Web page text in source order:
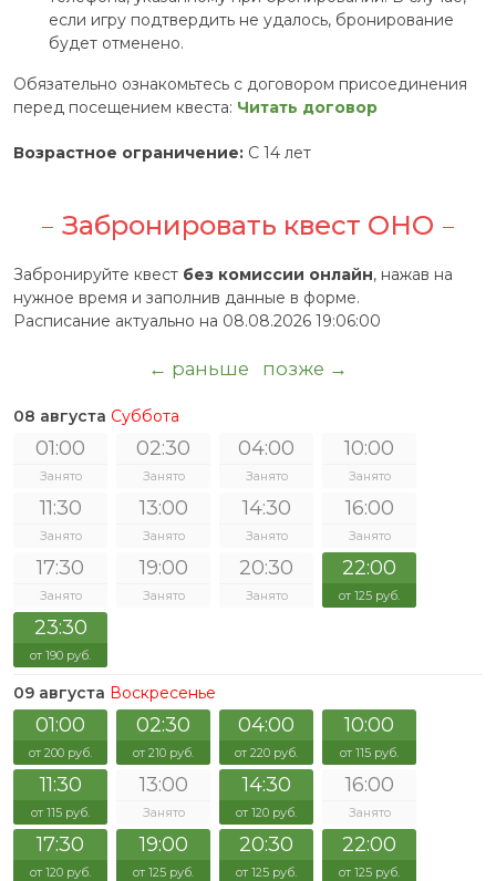
если игру подтвердить не удалось, бронирование
будет отменено.
Обязательно ознакомьтесь с договором присоединения
перед посещением квеста: Читать договор
Возрастное ограничение: С 14 лет
Забронировать квест ОНО
Забронируйте квест без комиссии онлайн, нажав на
нужное время и заполнив данные в форме.
Расписание актуально на 08.08.2026 19:06:00
← раньше позже →
08 августа Суббота
01:00
Занято
02:30
Занято
04:00
Занято
10:00
Занято
11:30
Занято
13:00
Занято
14:30
Занято
16:00
Занято
17:30
Занято
19:00
Занято
20:30
Занято
22:00
от 125 руб.
23:30
от 190 руб.
09 августа Воскресенье
01:00
от 200 руб.
02:30
от 210 руб.
04:00
от 220 руб.
10:00
от 115 руб.
11:30
от 115 руб.
13:00
Занято
14:30
от 120 руб.
16:00
Занято
17:30
от 120 руб.
19:00
от 125 руб.
20:30
от 125 руб.
22:00
от 125 руб.